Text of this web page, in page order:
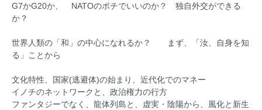
G7かG20か、 NATOのポチでいいのか？ 独自外交ができる
か？
世界人類の「和」の中心になれるか？ まず、「汝、自身を知
る」ことから
文化特性、国家(逃避体)の始まり、近代化でのマネー
イノチのネットワークと、政治権力の行方
ファンタジーでなく、龍体列島と、虚実・陰陽から、風化と新生